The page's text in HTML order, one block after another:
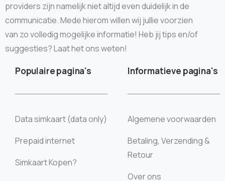
providers zijn namelijk niet altijd even duidelijk in de
communicatie. Mede hierom willen wij jullie voorzien
van zo volledig mogelijke informatie! Heb jij tips en/of
suggesties? Laat het ons weten!
Populaire pagina's
Data simkaart (data only)
Prepaid internet
Simkaart Kopen?
Informatieve pagina's
Algemene voorwaarden
Betaling, Verzending &
Retour
Over ons